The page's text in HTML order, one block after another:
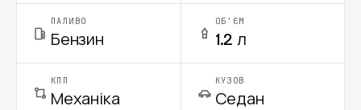
ПАЛИВО
Бензин
ОБ'ЄМ
1.2 л
КПП
Механіка
КУЗОВ
Седан